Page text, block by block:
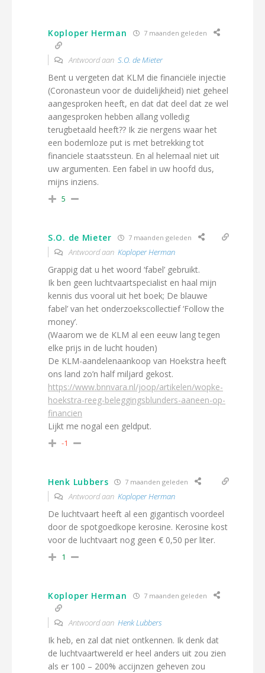
Koploper Herman 7 maanden geleden
Antwoord aan S.O. de Mieter
Bent u vergeten dat KLM die financiële injectie
(Coronasteun voor de duidelijkheid) niet geheel
aangesproken heeft, en dat dat deel dat ze wel
aangesproken hebben allang volledig
terugbetaald heeft?? Ik zie nergens waar het
een bodemloze put is met betrekking tot
financiele staatssteun. En al helemaal niet uit
uw argumenten. Een fabel in uw hoofd dus,
mijns inziens.
5
S.O. de Mieter 7 maanden geleden
Antwoord aan Koploper Herman
Grappig dat u het woord ‘fabel’ gebruikt.
Ik ben geen luchtvaartspecialist en haal mijn
kennis dus vooral uit het boek; De blauwe
fabel’ van het onderzoekscollectief ‘Follow the
money’.
(Waarom we de KLM al een eeuw lang tegen
elke prijs in de lucht houden)
De KLM-aandelenaankoop van Hoekstra heeft
ons land zo’n half miljard gekost.
https://www.bnnvara.nl/joop/artikelen/wopke-
hoekstra-reeg-beleggingsblunders-aaneen-op-
financien
Lijkt me nogal een geldput.
-1
Henk Lubbers 7 maanden geleden
Antwoord aan Koploper Herman
De luchtvaart heeft al een gigantisch voordeel
door de spotgoedkope kerosine. Kerosine kost
voor de luchtvaart nog geen € 0,50 per liter.
1
Koploper Herman 7 maanden geleden
Antwoord aan Henk Lubbers
Ik heb, en zal dat niet ontkennen. Ik denk dat
de luchtvaartwereld er heel anders uit zou zien
als er 100 – 200% accijnzen geheven zou